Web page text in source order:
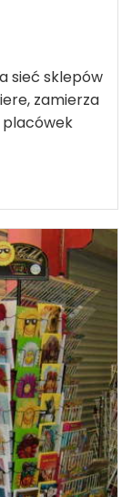
sieć sklepów
zamierza
placówek